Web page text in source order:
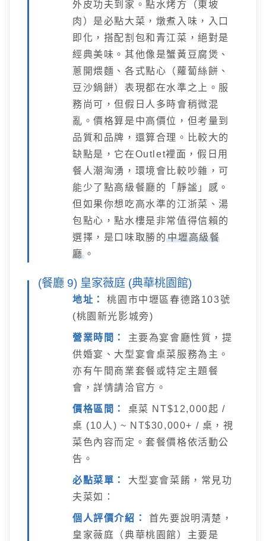
外皮功夫到家。點水烤方（東坡
肉）是必點大菜，燉煮入味，入口
即化，搭配割包和青江菜，絕對是
經典美味。其他像是蟹黃豆腐煲、
蔥開煨麵、各式點心（蘿蔔絲餅、
豆沙鍋餅）表現都在水準之上。服
務尚可，但假日人多時會稍微混
亂。價格算是中高價位，但考量到
品質和品牌，還算合理。比較大的
缺點是，它在Outlet裡面，假日用
餐人潮洶湧，環境會比較吵雜，可
能少了點高級餐廳的「靜謐」感。
但如果你想吃高水準的江浙菜、湯
包點心，點水樓是非常值得信賴的
選擇，是口味取勝的中壢高級餐
廳。
(餐廳 9) 皇家薇庭 (典華桃園館)
地址：
桃園市中壢區春德路103號
(桃園新光影城旁)
營業時間：
主要為宴會廳性質，提
供婚宴、大型宴會桌菜服務為主。
亦有午間商業套餐或特定主題餐
會，詳情請洽官方。
價格區間：
桌菜 NT$12,000起 /
桌 (10人) ~ NT$30,000+ / 桌，視
菜色內容而定。套餐價格依活動公
告。
必點菜單：
大型宴會菜餚，常見功
夫菜如：
個人評價介紹：
首先要說明清楚，
皇家薇庭（典華桃園館）主要是